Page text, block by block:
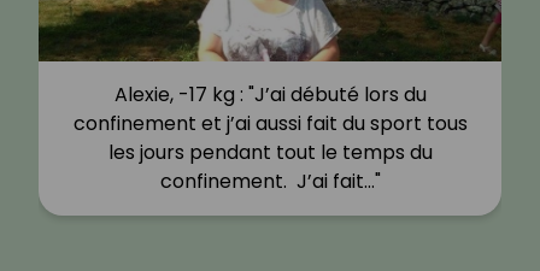
Alexie, -17 kg : "J’ai débuté lors du
confinement et j’ai aussi fait du sport tous
les jours pendant tout le temps du
confinement. J’ai fait…"